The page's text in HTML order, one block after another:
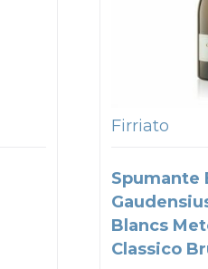
Firriato
Spumante
Blancs
Classico